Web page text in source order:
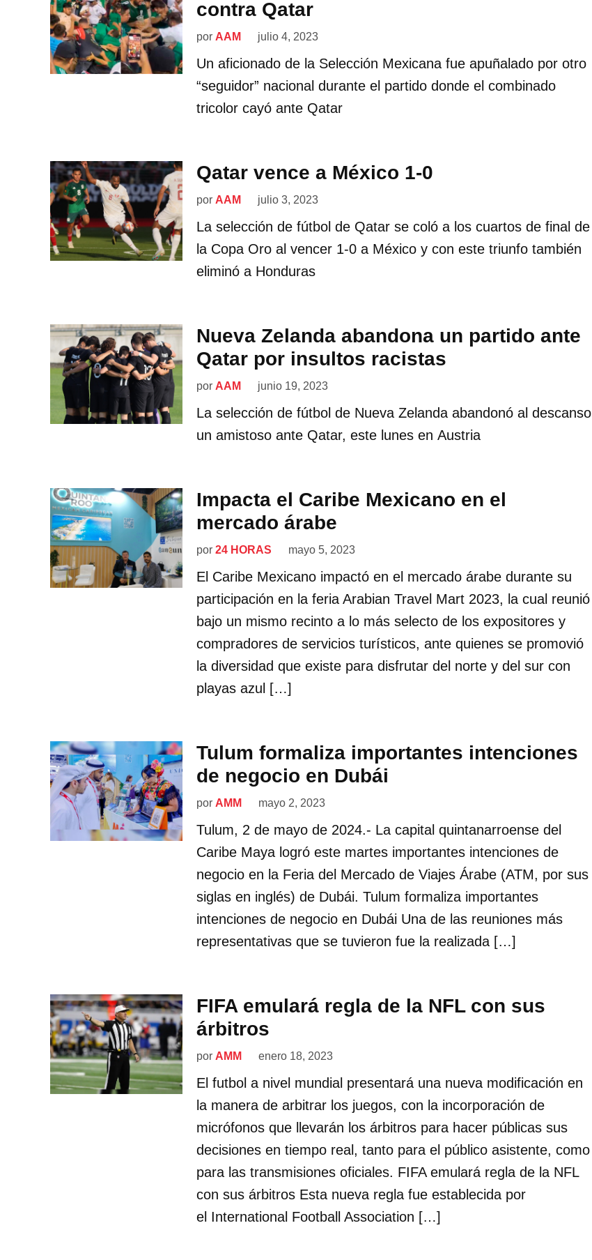
contra Qatar
por AAM julio 4, 2023
Un aficionado de la Selección Mexicana fue apuñalado por otro
“seguidor” nacional durante el partido donde el combinado
tricolor cayó ante Qatar
Qatar vence a México 1-0
por AAM julio 3, 2023
La selección de fútbol de Qatar se coló a los cuartos de final de
la Copa Oro al vencer 1-0 a México y con este triunfo también
eliminó a Honduras
Nueva Zelanda abandona un partido ante
Qatar por insultos racistas
por AAM junio 19, 2023
La selección de fútbol de Nueva Zelanda abandonó al descanso
un amistoso ante Qatar, este lunes en Austria
Impacta el Caribe Mexicano en el
mercado árabe
por 24 HORAS mayo 5, 2023
El Caribe Mexicano impactó en el mercado árabe durante su
participación en la feria Arabian Travel Mart 2023, la cual reunió
bajo un mismo recinto a lo más selecto de los expositores y
compradores de servicios turísticos, ante quienes se promovió
la diversidad que existe para disfrutar del norte y del sur con
playas azul […]
Tulum formaliza importantes intenciones
de negocio en Dubái
por AMM mayo 2, 2023
Tulum, 2 de mayo de 2024.- La capital quintanarroense del
Caribe Maya logró este martes importantes intenciones de
negocio en la Feria del Mercado de Viajes Árabe (ATM, por sus
siglas en inglés) de Dubái. Tulum formaliza importantes
intenciones de negocio en Dubái Una de las reuniones más
representativas que se tuvieron fue la realizada […]
FIFA emulará regla de la NFL con sus
árbitros
por AMM enero 18, 2023
El futbol a nivel mundial presentará una nueva modificación en
la manera de arbitrar los juegos, con la incorporación de
micrófonos que llevarán los árbitros para hacer públicas sus
decisiones en tiempo real, tanto para el público asistente, como
para las transmisiones oficiales. FIFA emulará regla de la NFL
con sus árbitros Esta nueva regla fue establecida por
el International Football Association […]